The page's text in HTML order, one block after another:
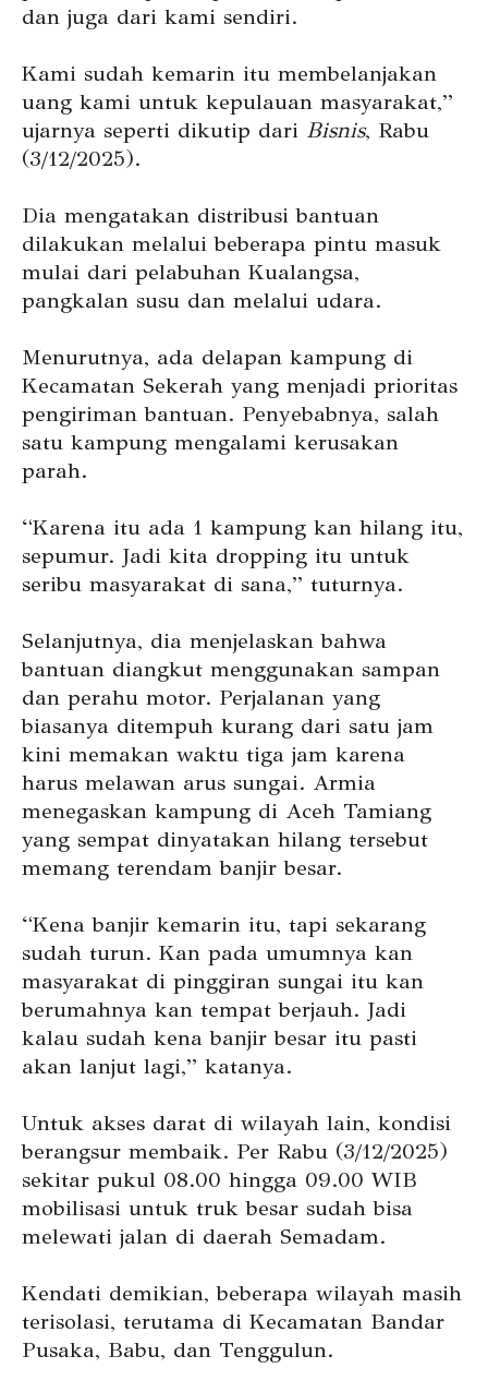
dan juga dari kami sendiri.
Kami sudah kemarin itu membelanjakan
uang kami untuk kepulauan masyarakat,”
ujarnya seperti dikutip dari Bisnis, Rabu
(3/12/2025).
Dia mengatakan distribusi bantuan
dilakukan melalui beberapa pintu masuk
mulai dari pelabuhan Kualangsa,
pangkalan susu dan melalui udara.
Menurutnya, ada delapan kampung di
Kecamatan Sekerah yang menjadi prioritas
pengiriman bantuan. Penyebabnya, salah
satu kampung mengalami kerusakan
parah.
“Karena itu ada 1 kampung kan hilang itu,
sepumur. Jadi kita dropping itu untuk
seribu masyarakat di sana,” tuturnya.
Selanjutnya, dia menjelaskan bahwa
bantuan diangkut menggunakan sampan
dan perahu motor. Perjalanan yang
biasanya ditempuh kurang dari satu jam
kini memakan waktu tiga jam karena
harus melawan arus sungai. Armia
menegaskan kampung di Aceh Tamiang
yang sempat dinyatakan hilang tersebut
memang terendam banjir besar.
“Kena banjir kemarin itu, tapi sekarang
sudah turun. Kan pada umumnya kan
masyarakat di pinggiran sungai itu kan
berumahnya kan tempat berjauh. Jadi
kalau sudah kena banjir besar itu pasti
akan lanjut lagi,” katanya.
Untuk akses darat di wilayah lain, kondisi
berangsur membaik. Per Rabu (3/12/2025)
sekitar pukul 08.00 hingga 09.00 WIB
mobilisasi untuk truk besar sudah bisa
melewati jalan di daerah Semadam.
Kendati demikian, beberapa wilayah masih
terisolasi, terutama di Kecamatan Bandar
Pusaka, Babu, dan Tenggulun.